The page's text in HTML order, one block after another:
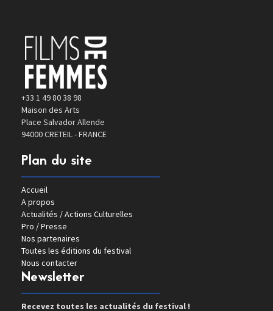
+33 1 49 80 38 98
Maison des Arts
Place Salvador Allende
94000 CRETEIL - FRANCE
Plan du site
Accueil
A propos
Actualités / Actions Culturelles
Pro / Presse
Nos partenaires
Toutes les éditions du festival
Nous contacter
Newsletter
Recevez toutes les actualités du festival !